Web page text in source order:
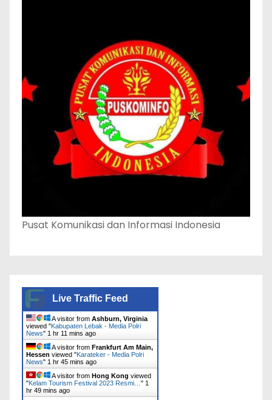
Pusat Komunikasi dan Informasi Indonesia
Live Traffic Feed
A visitor from Ashburn, Virginia
viewed "Kabupaten Lebak - Media Polri
News" 1 hr 11 mins ago
A visitor from Frankfurt Am Main,
Hessen viewed "Karateker - Media Polri
News" 1 hr 45 mins ago
A visitor from Hong Kong viewed
"Kelam Tourism Festival 2023 Resmi… " 1
hr 49 mins ago